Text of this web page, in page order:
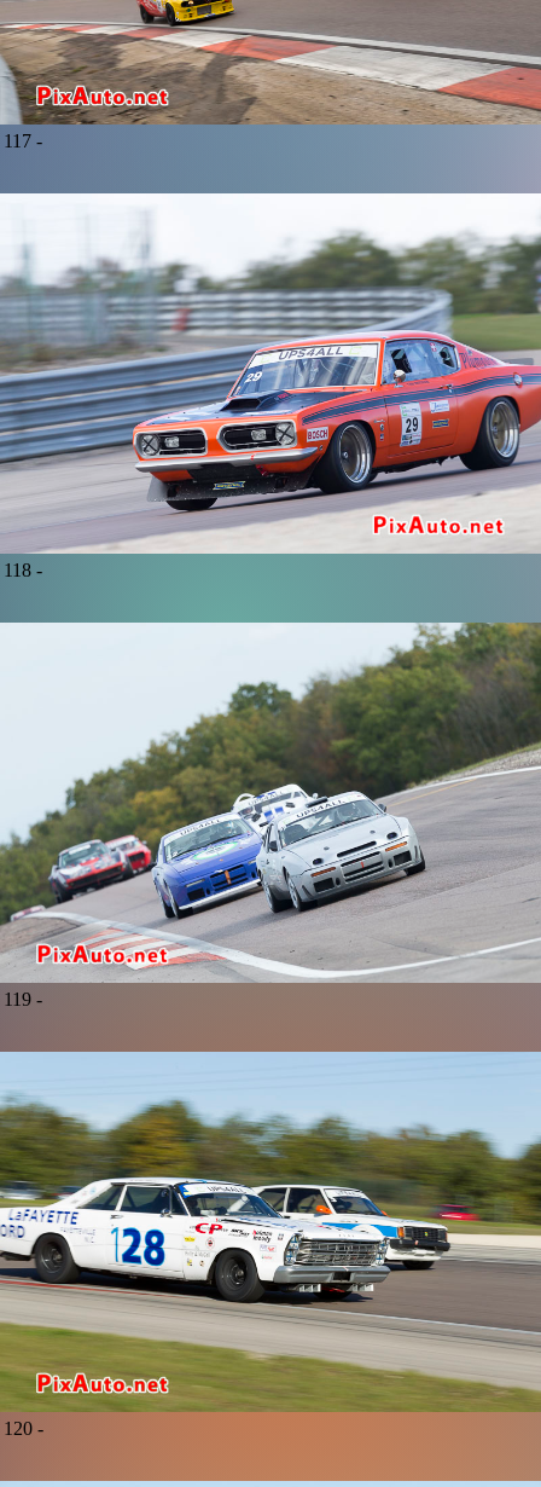
117 -
118 -
119 -
120 -